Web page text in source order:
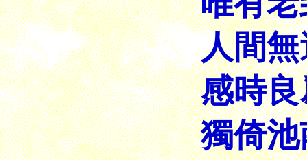
人間
感時
獨倚